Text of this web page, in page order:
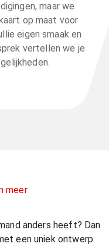
maar we
op maat voor
eigen smaak en
vertellen we je
meer
anders heeft? Dan
een uniek ontwerp.